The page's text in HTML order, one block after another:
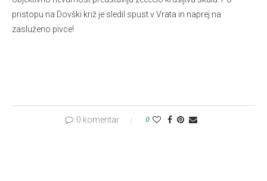
pristopu na Dovški križ je sledil spust v Vrata in naprej na
zasluženo pivce!
0 komentar 0